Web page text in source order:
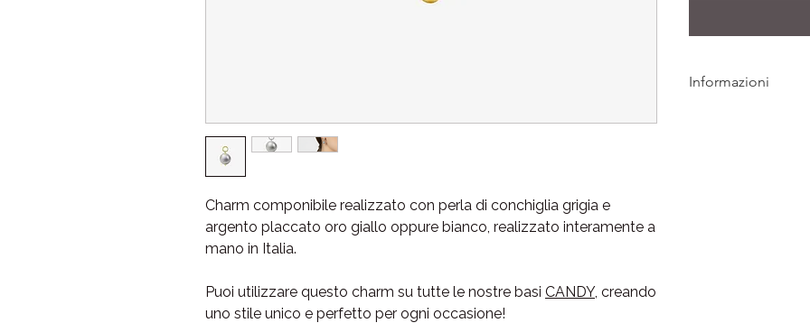
Charm componibile realizzato con perla di conchiglia grigia e
argento placcato oro giallo oppure bianco, realizzato interamente a
mano in Italia.
Puoi utilizzare questo charm su tutte le nostre basi CANDY, creando
uno stile unico e perfetto per ogni occasione!
Informazioni